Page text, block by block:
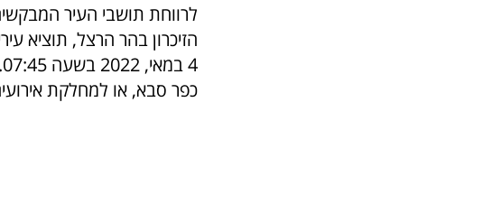
לרווחת תושבי העיר
הזיכרון בהר הרצל, תוציא
כפר סבא, או למחלקת אירועים, בטל': 09-